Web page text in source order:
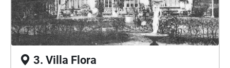
3. Villa Flora